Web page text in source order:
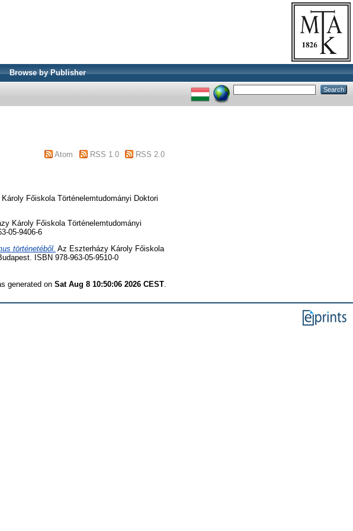
Browse by Publisher
Atom RSS 1.0 RSS 2.0
Főiskola Történelemtudományi Doktori
Károly Főiskola Történelemtudományi
05-9406-6
történetéből. Az Eszterházy Károly Főiskola
ISBN 978-963-05-9510-0
generated on Sat Aug 8 10:50:06 2026 CEST.